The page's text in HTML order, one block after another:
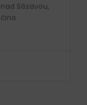
Sázavou,